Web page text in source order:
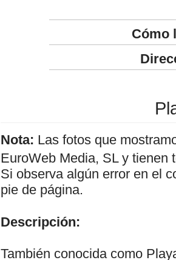
Cómo
Nota: Las fotos que
EuroWeb Media, SL y tienen
Si observa algún error en el
pie de página.
Descripción:
También conocida como